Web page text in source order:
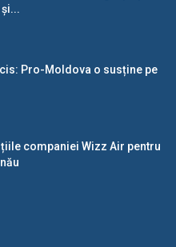
Pro-Moldova o susține pe
companiei Wizz Air pentru